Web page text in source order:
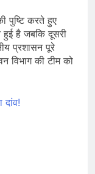
पुष्टि करते हुए
हुई है जबकि दूसरी
प्रशासन पूरे
विभाग की टीम को
दांव!